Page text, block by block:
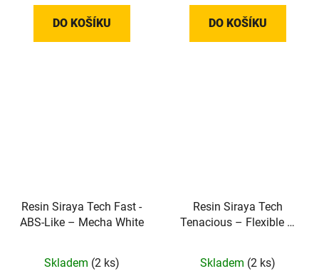
DO KOŠÍKU DO KOŠÍKU
Resin Siraya Tech Fast -
ABS-Like – Mecha White
Skladem (2 ks)
Resin Siraya Tech
Tenacious – Flexible –
Skladem (2 ks)